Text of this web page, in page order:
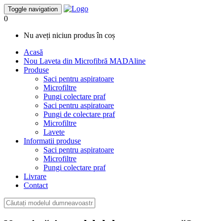
Toggle navigation
0
Nu aveți niciun produs în coș
Acasă
Nou Laveta din Microfibră MADAline
Produse
Saci pentru aspiratoare
Microfiltre
Pungi colectare praf
Saci pentru aspiratoare
Pungi de colectare praf
Microfiltre
Lavete
Informatii produse
Saci pentru aspiratoare
Microfiltre
Pungi colectare praf
Livrare
Contact